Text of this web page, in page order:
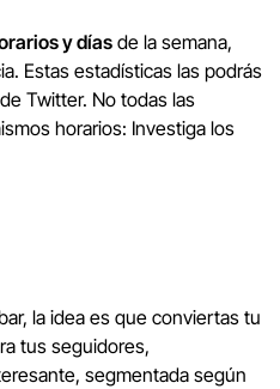
y días de la semana,
Estas estadísticas las podrás
Twitter. No todas las
horarios: Investiga los
la idea es que conviertas tu
tus seguidores,
segmentada según